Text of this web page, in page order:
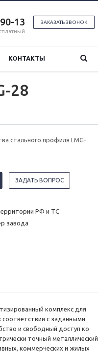
ЗАКАЗАТЬ ЗВОНОК
13
КОНТАКТЫ
28
стального профиля LMG-
ЗАДАТЬ ВОПРОС
РФ и ТС
завода
комплекс для
с заданными
и свободный доступ ко
точный металлический
коммерческих и жилых